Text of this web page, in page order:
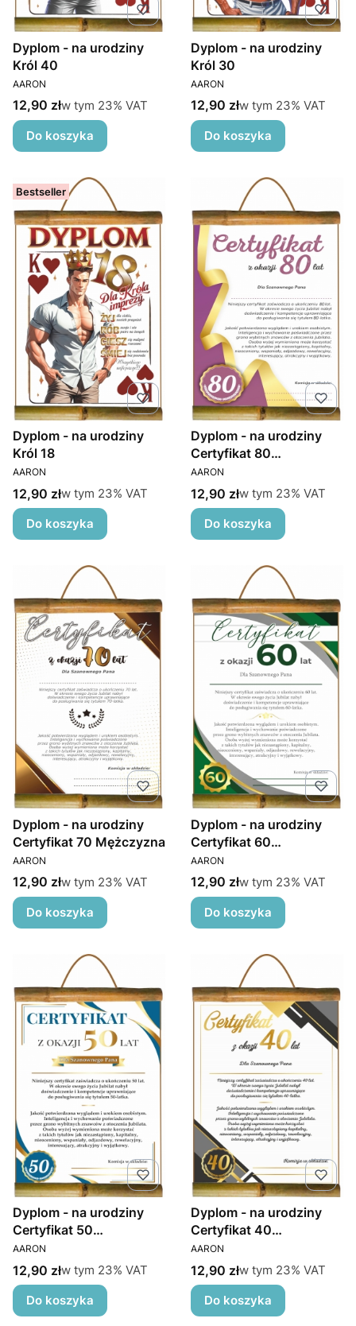
Dyplom - na urodziny
Król 40
PRODUCENT
AARON
Cena brutto
12,90 złw tym %s VAT
w tym 23% VAT
Do koszyka
Dyplom - na urodziny
Król 30
PRODUCENT
AARON
Cena brutto
12,90 złw tym %s VAT
w tym 23% VAT
Do koszyka
Bestseller
Dyplom - na urodziny
Król 18
PRODUCENT
AARON
Cena brutto
12,90 złw tym %s VAT
w tym 23% VAT
Do koszyka
Dyplom - na urodziny
Certyfikat 80
Mężczyzna
PRODUCENT
AARON
Cena brutto
12,90 złw tym %s VAT
w tym 23% VAT
Do koszyka
Dyplom - na urodziny
Certyfikat 70 Mężczyzna
PRODUCENT
AARON
Cena brutto
12,90 złw tym %s VAT
w tym 23% VAT
Do koszyka
Dyplom - na urodziny
Certyfikat 60
Mężczyzna
PRODUCENT
AARON
Cena brutto
12,90 złw tym %s VAT
w tym 23% VAT
Do koszyka
Dyplom - na urodziny
Certyfikat 50
Mężczyzna
PRODUCENT
AARON
Cena brutto
12,90 złw tym %s VAT
w tym 23% VAT
Do koszyka
Dyplom - na urodziny
Certyfikat 40
Mężczyzna
PRODUCENT
AARON
Cena brutto
12,90 złw tym %s VAT
w tym 23% VAT
Do koszyka